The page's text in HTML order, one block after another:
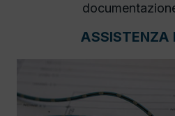
ASSISTENZA